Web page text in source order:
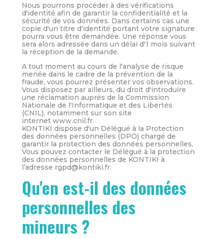
Nous pourrons procéder à des vérifications
d'identité afin de garantir la confidentialité et la
sécurité de vos données. Dans certains cas une
copie d'un titre d'identité portant votre signature
pourra vous être demandée. Une réponse vous
sera alors adressée dans un délai d'1 mois suivant
la réception de la demande.
A tout moment au cours de l'analyse de risque
menée dans le cadre de la prévention de la
fraude, vous pourrez présenter vos observations.
Vous disposez par ailleurs, du droit d'introduire
une réclamation auprès de la Commission
Nationale de l'Informatique et des Libertés
(CNIL), notamment sur son site
internet www.cnil.fr.
KONTIKI dispose d'un Délégué à la Protection
des données personnelles (DPO) chargé de
garantir la protection des données personnelles.
Vous pouvez contacter le Délégué à la protection
des données personnelles de KONTIKI à
l’adresse rgpd@kontiki.fr.
Qu'en est-il des données
personnelles des
mineurs ?